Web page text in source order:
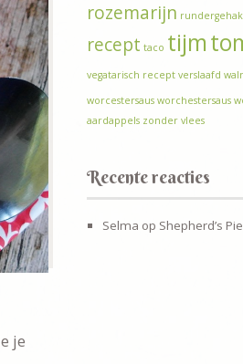
je
rozemarijn
recept taco tijm
vegatarisch recept verslaafd
worcestersaus worchestersaus
aardappels zonder vlees
Recente reacties
Selma op Shepherd’s